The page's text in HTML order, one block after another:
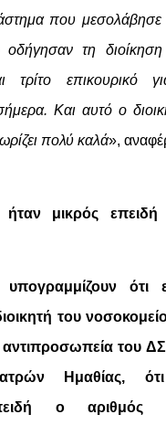
που
τη
επικουρικό
Και αυτό ο
πολύ καλά»,
μικρός επειδή
ότι
του
του
Ημαθίας,
ο αριθμός